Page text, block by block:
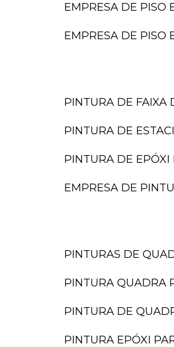
EMPRESA DE PISO
EMPRESA DE
PINTURA DE
PINTURA DE
PINTURA DE
EMPRESA DE
PINTURAS DE
PINTURA QUADRA
PINTURA DE
PINTURA EPÓXI